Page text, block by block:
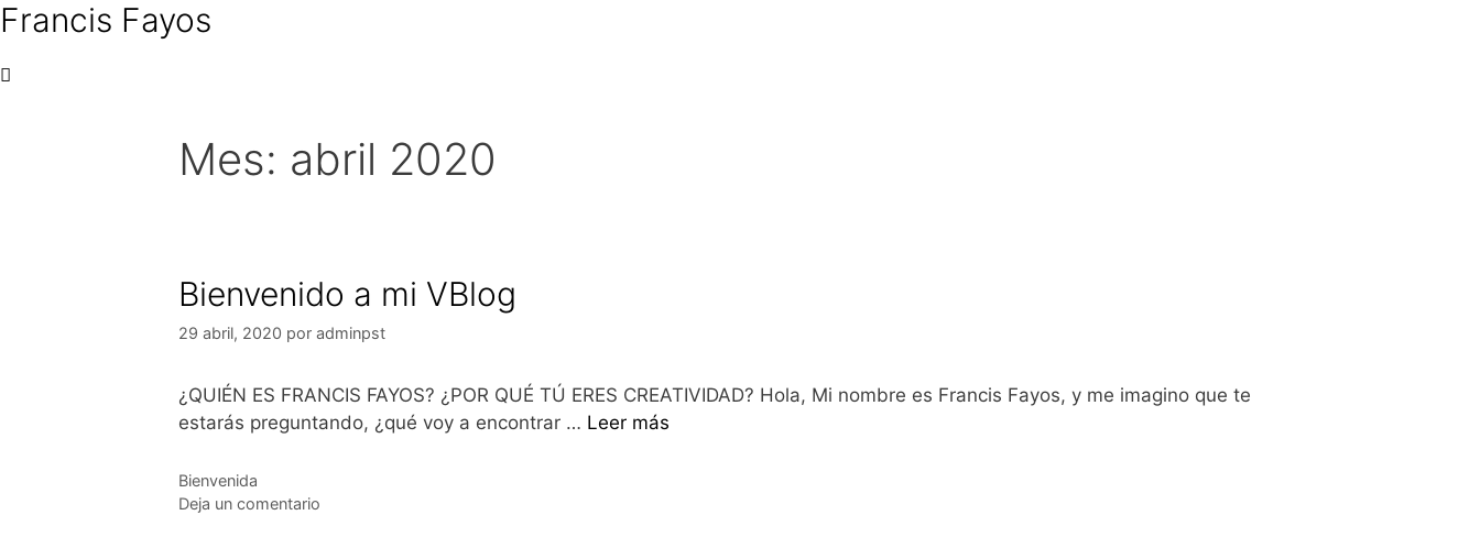
Saltar
contenido
Francis Fayos
Mes: abril 2020
Bienvenido a mi VBlog
29 abril, 2020 por adminpst
¿QUIÉN ES FRANCIS FAYOS? ¿POR QUÉ TÚ ERES CREATIVIDAD? Hola, Mi nombre es Francis Fayos, y me imagino que te
estarás preguntando, ¿qué voy a encontrar … Leer más
Categorías
Bienvenida
Deja un comentario